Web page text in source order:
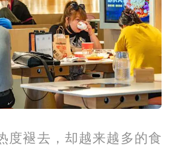
度褪去，却越来越多的食